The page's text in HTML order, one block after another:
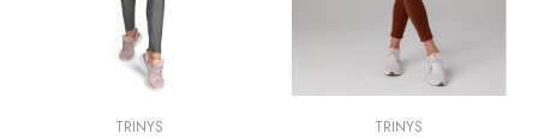
TRINYS TRINYS